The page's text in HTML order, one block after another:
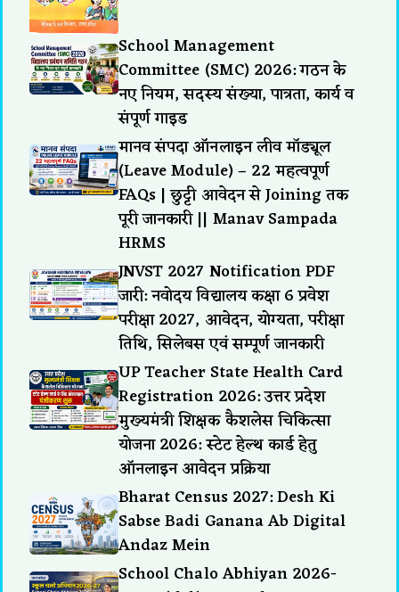
School Management
Committee (SMC) 2026: गठन के
नए नियम, सदस्य संख्या, पात्रता, कार्य व
संपूर्ण गाइड
मानव संपदा ऑनलाइन लीव मॉड्यूल
(Leave Module) – 22 महत्वपूर्ण
FAQs | छुट्टी आवेदन से Joining तक
पूरी जानकारी || Manav Sampada
HRMS
JNVST 2027 Notification PDF
जारी: नवोदय विद्यालय कक्षा 6 प्रवेश
परीक्षा 2027, आवेदन, योग्यता, परीक्षा
तिथि, सिलेबस एवं सम्पूर्ण जानकारी
UP Teacher State Health Card
Registration 2026: उत्तर प्रदेश
मुख्यमंत्री शिक्षक कैशलेस चिकित्सा
योजना 2026: स्टेट हेल्थ कार्ड हेतु
ऑनलाइन आवेदन प्रक्रिया
Bharat Census 2027: Desh Ki
Sabse Badi Ganana Ab Digital
Andaz Mein
School Chalo Abhiyan 2026-